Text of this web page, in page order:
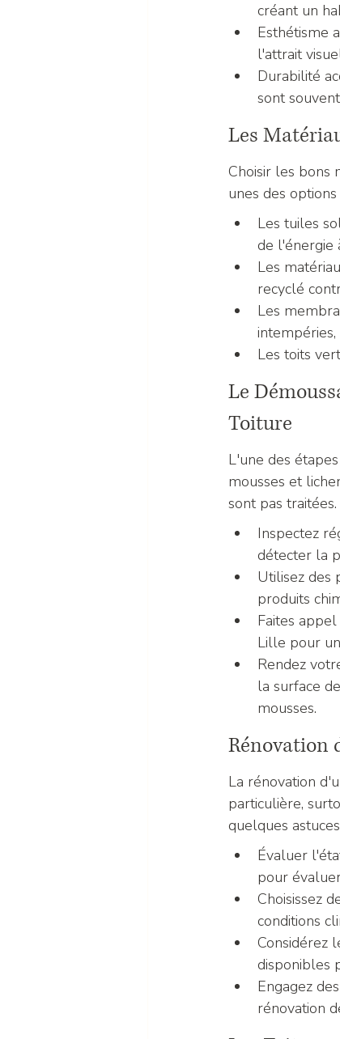
créant un
Esthétisme
l'attrait
Durabilité
sont
Les
Choisir les bons
unes des
Les tuiles
de l'énergie
Les
recyclé
Les
Les toits
Le
Toiture
L'une des
mousses et
sont pas
Inspectez
détecter la
Utilisez des
produits
Faites
Lille pour
Rendez
la surface
mousses.
Rénovation
La rénovation
particulière,
quelques
Évaluer
pour
Choisissez
conditions
Considérez
disponibles
Engagez
rénovation